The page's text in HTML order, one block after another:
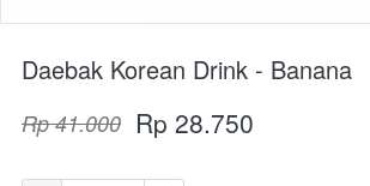
Daebak Korean Drink - Banana
Rp 41.000 Rp 28.750